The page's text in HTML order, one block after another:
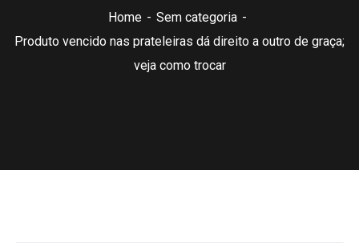
Home
Sem categoria
Produto vencido nas prateleiras dá direito a outro de graça;
veja como trocar